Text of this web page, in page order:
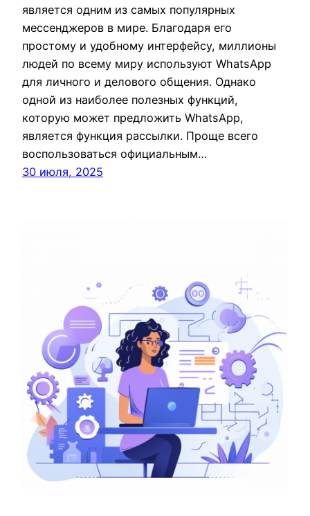
является одним из самых популярных
мессенджеров в мире. Благодаря его
простому и удобному интерфейсу, миллионы
людей по всему миру используют WhatsApp
для личного и делового общения. Однако
одной из наиболее полезных функций,
которую может предложить WhatsApp,
является функция рассылки. Проще всего
воспользоваться официальным…
30 июля, 2025